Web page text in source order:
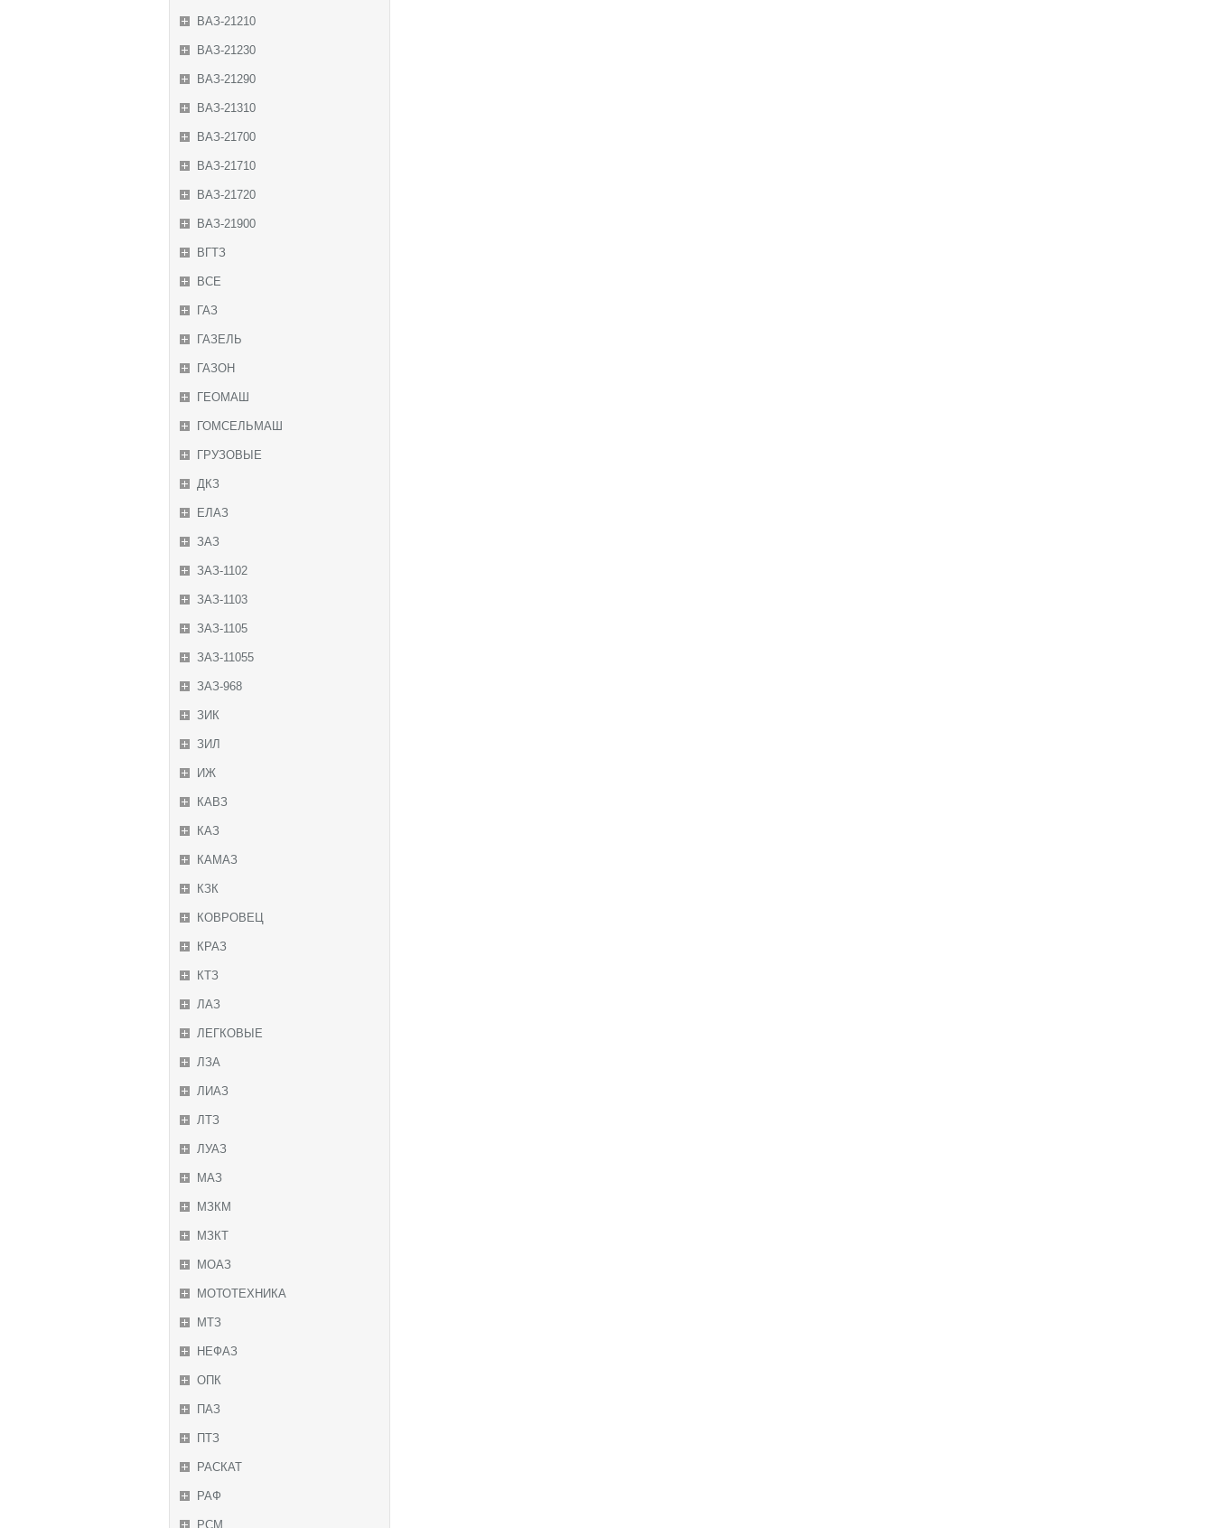
ВАЗ-21210
ВАЗ-21230
ВАЗ-21290
ВАЗ-21310
ВАЗ-21700
ВАЗ-21710
ВАЗ-21720
ВАЗ-21900
ВГТЗ
ВСЕ
ГАЗ
ГАЗЕЛЬ
ГАЗОН
ГЕОМАШ
ГОМСЕЛЬМАШ
ГРУЗОВЫЕ
ДКЗ
ЕЛАЗ
ЗАЗ
ЗАЗ-1102
ЗАЗ-1103
ЗАЗ-1105
ЗАЗ-11055
ЗАЗ-968
ЗИК
ЗИЛ
ИЖ
КАВЗ
КАЗ
КАМАЗ
КЗК
КОВРОВЕЦ
КРАЗ
КТЗ
ЛАЗ
ЛЕГКОВЫЕ
ЛЗА
ЛИАЗ
ЛТЗ
ЛУАЗ
МАЗ
МЗКМ
МЗКТ
МОАЗ
МОТОТЕХНИКА
МТЗ
НЕФАЗ
ОПК
ПАЗ
ПТЗ
РАСКАТ
РАФ
РСМ